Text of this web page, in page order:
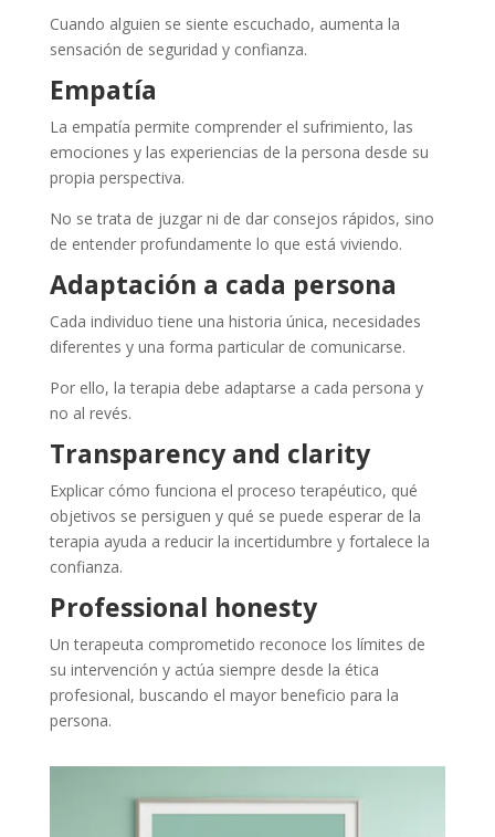
Cuando alguien se siente escuchado, aumenta la
sensación de seguridad y confianza.
Empatía
La empatía permite comprender el sufrimiento, las
emociones y las experiencias de la persona desde su
propia perspectiva.
No se trata de juzgar ni de dar consejos rápidos, sino
de entender profundamente lo que está viviendo.
Adaptación a cada persona
Cada individuo tiene una historia única, necesidades
diferentes y una forma particular de comunicarse.
Por ello, la terapia debe adaptarse a cada persona y
no al revés.
Transparency and clarity
Explicar cómo funciona el proceso terapéutico, qué
objetivos se persiguen y qué se puede esperar de la
terapia ayuda a reducir la incertidumbre y fortalece la
confianza.
Professional honesty
Un terapeuta comprometido reconoce los límites de
su intervención y actúa siempre desde la ética
profesional, buscando el mayor beneficio para la
persona.